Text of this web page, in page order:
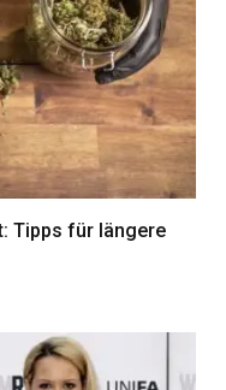
Tipps für längere